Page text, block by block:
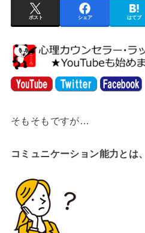
ポスト シェア はてブ
そもそもですが…
コミュニケーション能力とは